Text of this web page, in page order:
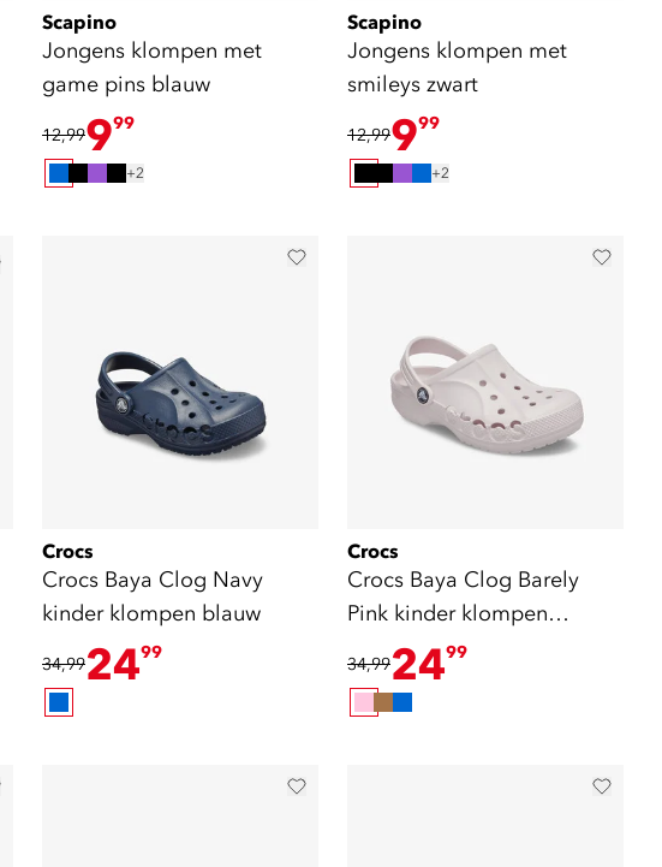
Scapino
Jongens klompen met
game pins blauw
12,99999
+2
Scapino
Jongens klompen met
smileys zwart
12,99999
+2
Crocs
Crocs Baya Clog Navy
kinder klompen blauw
34,992499
Crocs
Crocs Baya Clog Barely
Pink kinder klompen
lichtroze
34,992499